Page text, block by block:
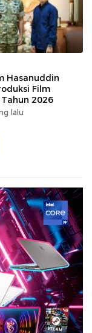
Hasanuddin
Film
Tahun 2026
lalu